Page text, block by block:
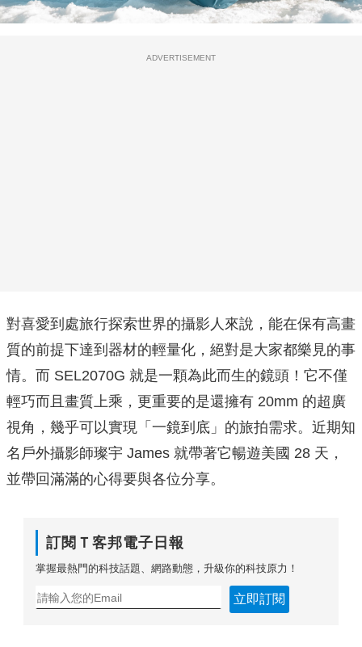
ADVERTISEMENT
對喜愛到處旅行探索世界的攝影人來說，能在保有高畫
質的前提下達到器材的輕量化，絕對是大家都樂見的事
情。而 SEL2070G 就是一顆為此而生的鏡頭！它不僅
輕巧而且畫質上乘，更重要的是還擁有 20mm 的超廣
視角，幾乎可以實現「一鏡到底」的旅拍需求。近期知
名戶外攝影師璨宇 James 就帶著它暢遊美國 28 天，
並帶回滿滿的心得要與各位分享。
訂閱Ｔ客邦電子日報
掌握最熱門的科技話題、網路動態，升級你的科技原力！
立即訂閱